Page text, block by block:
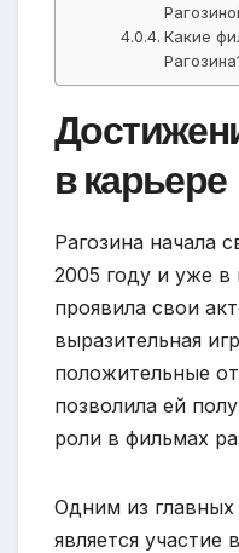
Какие
в карьере
Рагозина начала
2005 году и уже в
проявила свои
выразительная
положительные
позволила ей
роли в фильмах
Одним из
является участие